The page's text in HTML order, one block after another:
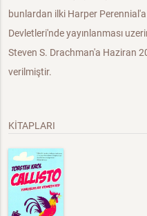
bunlardan ilki Harper
Devletleri'nde yayınlanması
Steven S. Drachman'a Haziran
verilmiştir.
KİTAPLARI